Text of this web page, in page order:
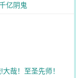
亿阴鬼
哉！至圣先师！